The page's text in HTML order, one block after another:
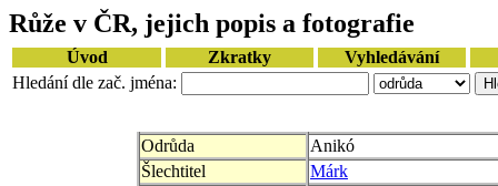
Růže v ČR, jejich popis a fotografie
Úvod Zkratky
Vyhledávání
Hledání dle zač. jména:
Odrůda
Anikó
Šlechtitel
Márk